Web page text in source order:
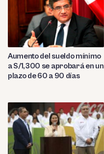
Aumento del sueldo mínimo
a S/1,300 se aprobará en un
plazo de 60 a 90 días